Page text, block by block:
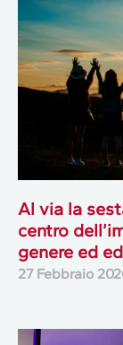
Al via la
centro
genere ed
27 Febbraio